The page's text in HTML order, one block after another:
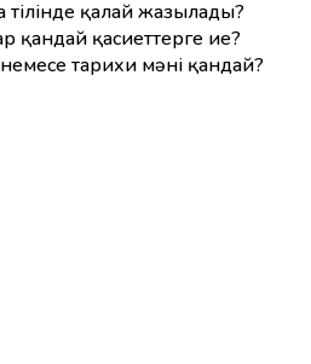
тілінде қалай жазылады?
қандай қасиеттерге ие?
немесе тарихи мәні қандай?